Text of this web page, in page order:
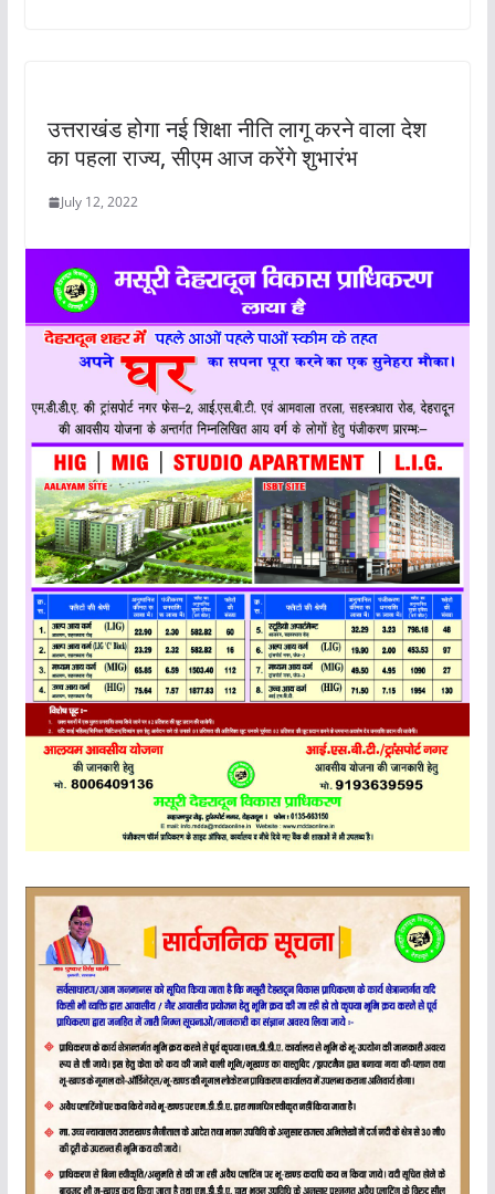
उत्तराखंड होगा नई शिक्षा नीति लागू करने वाला देश
का पहला राज्य, सीएम आज करेंगे शुभारंभ
July 12, 2022